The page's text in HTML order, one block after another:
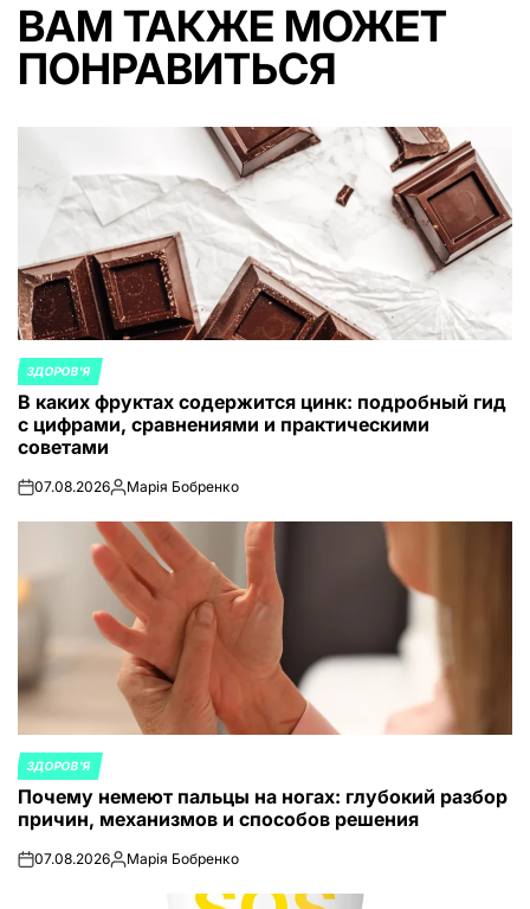
ВАМ ТАКЖЕ МОЖЕТ
ПОНРАВИТЬСЯ
ОПУБЛИКОВАНО
В
ЗДОРОВ'Я
В каких фруктах содержится цинк: подробный гид
с цифрами, сравнениями и практическими
советами
on07.08.2026Запись
Марія Бобренко
ОПУБЛИКОВАНО
В
ЗДОРОВ'Я
Почему немеют пальцы на ногах: глубокий разбор
причин, механизмов и способов решения
on07.08.2026Запись
Марія Бобренко